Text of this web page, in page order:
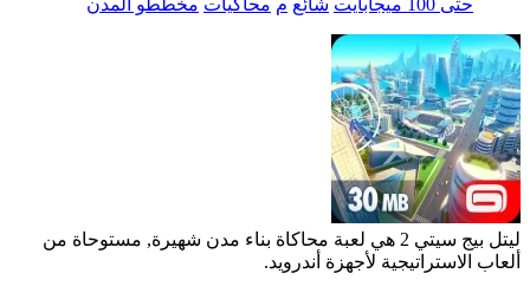
ليتل بيج سيتي 2 هي لعبة محاكاة بناء مدن شهيرة, مستوحاة من
ألعاب الاستراتيجية لأجهزة أندرويد.